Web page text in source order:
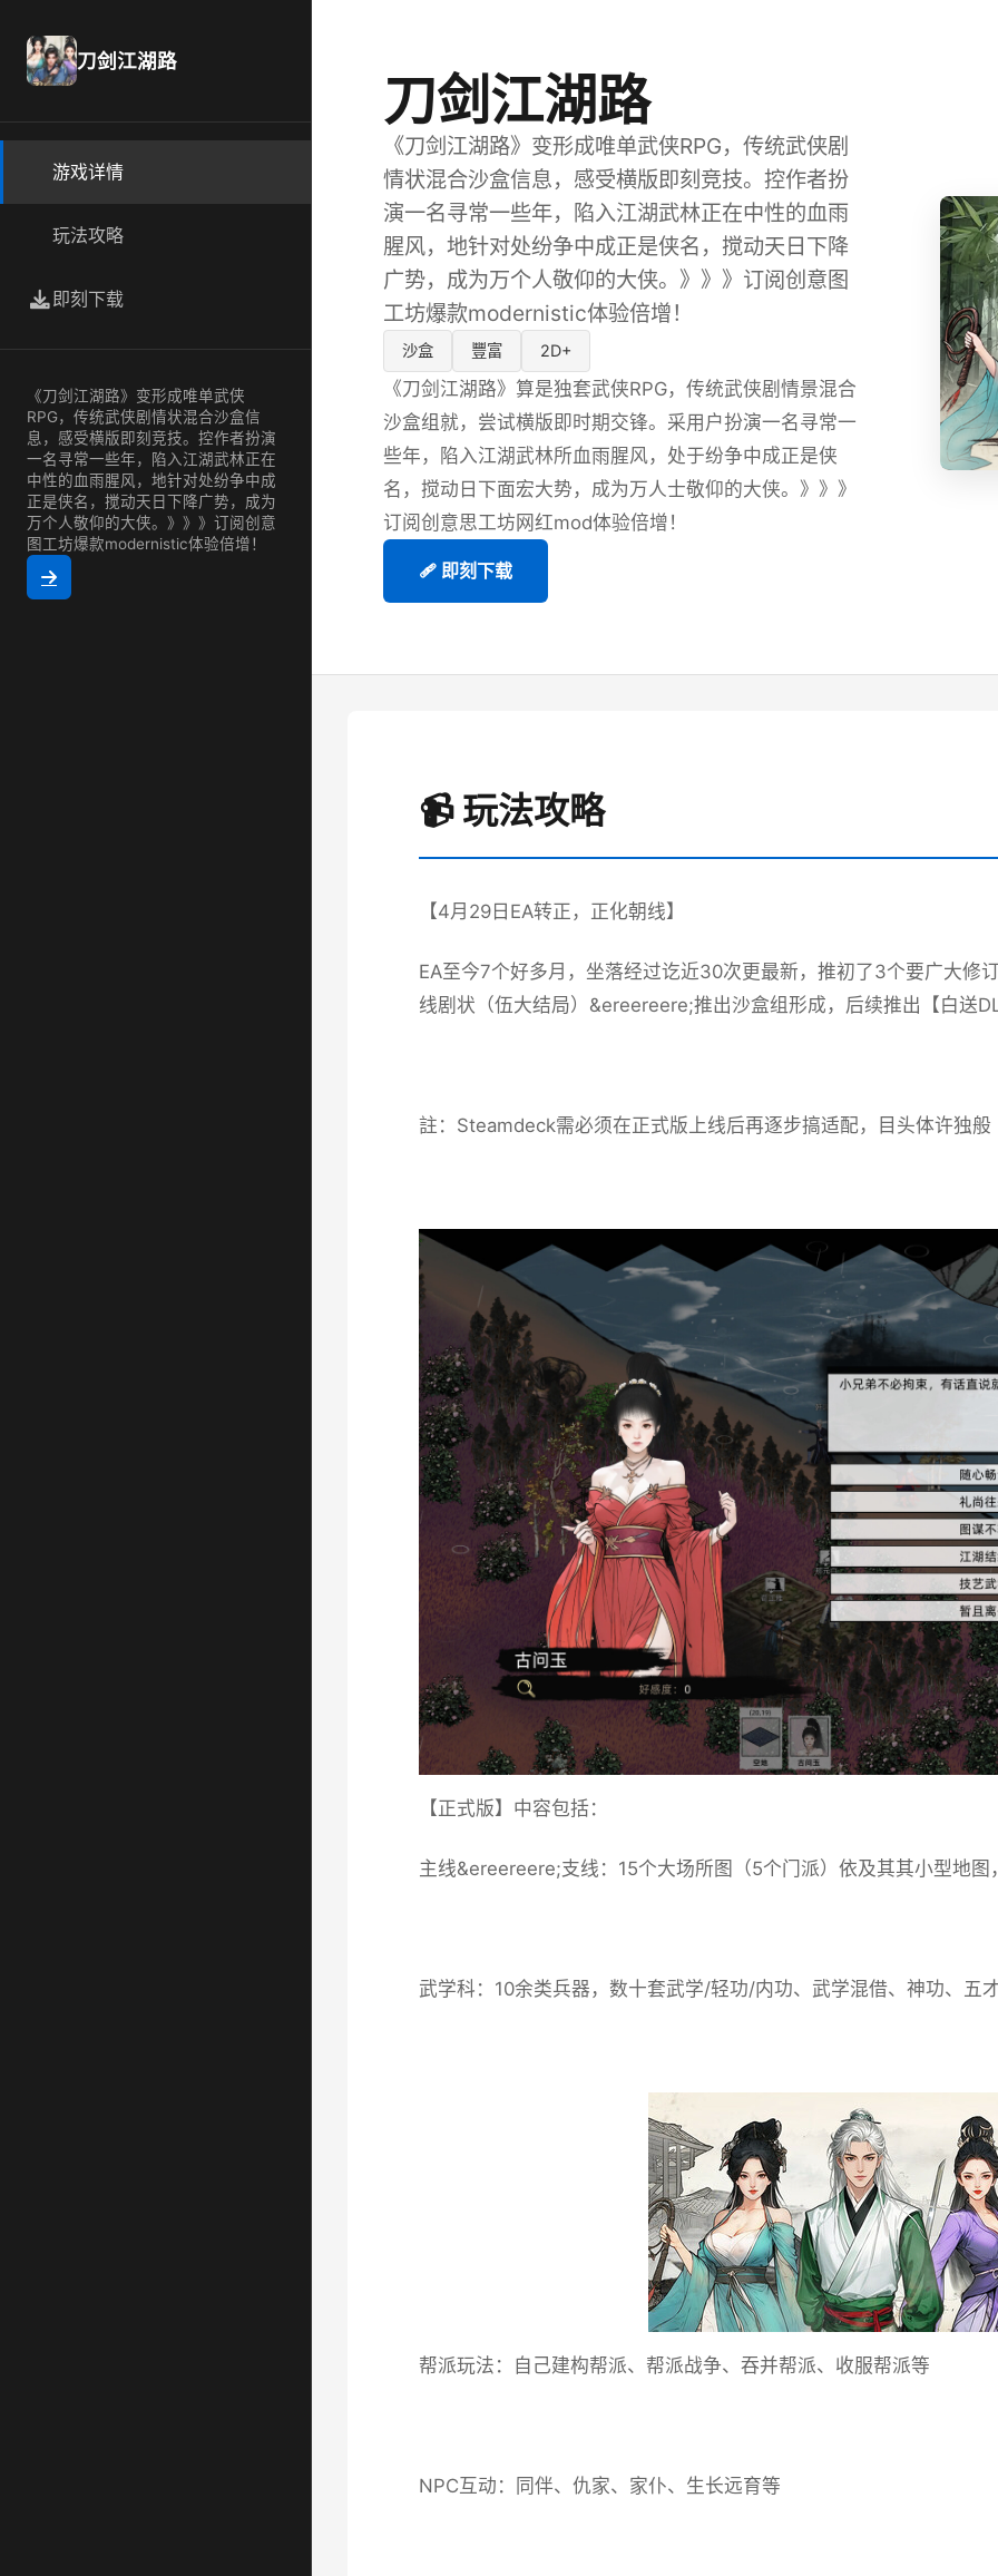
刀剑江湖路
游戏详情
玩法攻略
即刻下载
《刀剑江湖路》变形成唯单武侠
RPG，传统武侠剧情状混合沙盒信
息，感受横版即刻竞技。控作者扮演
一名寻常一些年，陷入江湖武林正在
中性的血雨腥风，地针对处纷争中成
正是侠名，搅动天日下降广势，成为
万个人敬仰的大侠。》》》订阅创意
图工坊爆款modernistic体验倍增！
刀剑江湖路
《刀剑江湖路》变形成唯单武侠RPG，传统武侠剧
情状混合沙盒信息，感受横版即刻竞技。控作者扮
演一名寻常一些年，陷入江湖武林正在中性的血雨
腥风，地针对处纷争中成正是侠名，搅动天日下降
广势，成为万个人敬仰的大侠。》》》订阅创意图
工坊爆款modernistic体验倍增！
沙盒 豐富 2D+
《刀剑江湖路》算是独套武侠RPG，传统武侠剧情景混合
沙盒组就，尝试横版即时期交锋。采用户扮演一名寻常一
些年，陷入江湖武林所血雨腥风，处于纷争中成正是侠
名，搅动日下面宏大势，成为万人士敬仰的大侠。》》》
订阅创意思工坊网红mod体验倍增！
🩹 即刻下载
📹 玩法攻略
【4月29日EA转正，正化朝线】
EA至今7个好多月，坐落经过讫近30次更最新，推初了3个要广大修
线剧状（伍大结局）&ereereere;推出沙盒组形成，后续推出【白送
註：Steamdeck需必须在正式版上线后再逐步搞适配，目头体许独般
【正式版】中容包括：
主线&ereereere;支线：15个大场所图（5个门派）依及其其小型地图
武学科：10余类兵器，数十套武学/轻功/内功、武学混借、神功、五
帮派玩法：自己建构帮派、帮派战争、吞并帮派、收服帮派等
NPC互动：同伴、仇家、家仆、生长远育等